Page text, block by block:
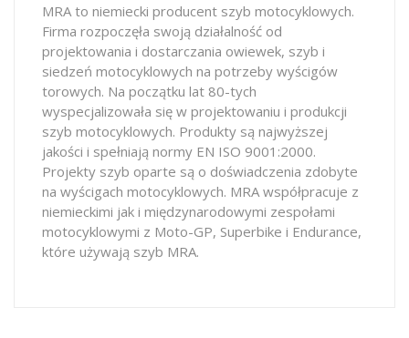
MRA to niemiecki producent szyb motocyklowych.
Firma rozpoczęła swoją działalność od
projektowania i dostarczania owiewek, szyb i
siedzeń motocyklowych na potrzeby wyścigów
torowych. Na początku lat 80-tych
wyspecjalizowała się w projektowaniu i produkcji
szyb motocyklowych. Produkty są najwyższej
jakości i spełniają normy EN ISO 9001:2000.
Projekty szyb oparte są o doświadczenia zdobyte
na wyścigach motocyklowych. MRA współpracuje z
niemieckimi jak i międzynarodowymi zespołami
motocyklowymi z Moto-GP, Superbike i Endurance,
które używają szyb MRA.